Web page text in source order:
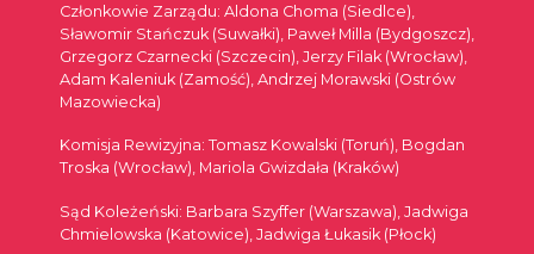
Członkowie Zarządu: Aldona Choma (Siedlce),
Sławomir Stańczuk (Suwałki), Paweł Milla (Bydgoszcz),
Grzegorz Czarnecki (Szczecin), Jerzy Filak (Wrocław),
Adam Kaleniuk (Zamość), Andrzej Morawski (Ostrów
Mazowiecka)
Komisja Rewizyjna: Tomasz Kowalski (Toruń), Bogdan
Troska (Wrocław), Mariola Gwizdała (Kraków)
Sąd Koleżeński: Barbara Szyffer (Warszawa), Jadwiga
Chmielowska (Katowice), Jadwiga Łukasik (Płock)